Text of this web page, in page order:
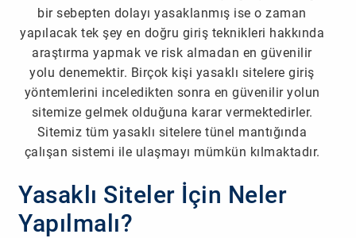
bir sebepten dolayı yasaklanmış ise o zaman
yapılacak tek şey en doğru giriş teknikleri hakkında
araştırma yapmak ve risk almadan en güvenilir
yolu denemektir. Birçok kişi yasaklı sitelere giriş
yöntemlerini inceledikten sonra en güvenilir yolun
sitemize gelmek olduğuna karar vermektedirler.
Sitemiz tüm yasaklı sitelere tünel mantığında
çalışan sistemi ile ulaşmayı mümkün kılmaktadır.
Yasaklı Siteler İçin Neler
Yapılmalı?